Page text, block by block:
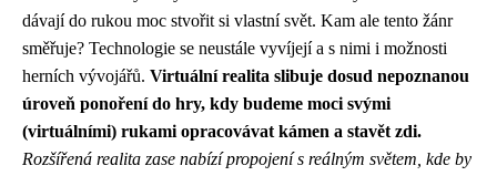
dávají do rukou moc stvořit si vlastní svět. Kam ale tento žánr
směřuje? Technologie se neustále vyvíjejí a s nimi i možnosti
herních vývojářů. Virtuální realita slibuje dosud nepoznanou
úroveň ponoření do hry, kdy budeme moci svými
(virtuálními) rukami opracovávat kámen a stavět zdi.
Rozšířená realita zase nabízí propojení s reálným světem, kde by